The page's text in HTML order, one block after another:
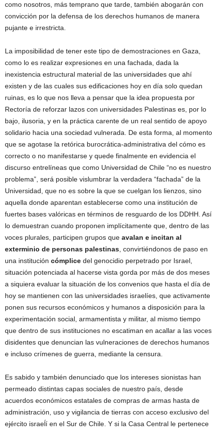
como nosotros, más temprano que tarde, también abogarán con
convicción por la defensa de los derechos humanos de manera
pujante e irrestricta.
La imposibilidad de tener este tipo de demostraciones en Gaza,
como lo es realizar expresiones en una fachada, dada la
inexistencia estructural material de las universidades que ahí
existen y de las cuales sus edificaciones hoy en día solo quedan
ruinas, es lo que nos lleva a pensar que la idea propuesta por
Rectoría de reforzar lazos con universidades Palestinas es, por lo
bajo, ilusoria, y en la práctica carente de un real sentido de apoyo
solidario hacia una sociedad vulnerada. De esta forma, al momento
que se agotase la retórica burocrática-administrativa del cómo es
correcto o no manifestarse y quede finalmente en evidencia el
discurso entrelíneas que como Universidad de Chile “no es nuestro
problema”, será posible vislumbrar la verdadera “fachada” de la
Universidad, que no es sobre la que se cuelgan los lienzos, sino
aquella donde aparentan establecerse como una institución de
fuertes bases valóricas en términos de resguardo de los DDHH. Así
lo demuestran cuando proponen implícitamente que, dentro de las
voces plurales, participen grupos que avalan e incitan al
exterminio de personas palestinas, convirtiéndonos de paso en
una institución cómplice del genocidio perpetrado por Israel,
situación potenciada al hacerse vista gorda por más de dos meses
a siquiera evaluar la situación de los convenios que hasta el día de
hoy se mantienen con las universidades israelíes, que activamente
ponen sus recursos económicos y humanos a disposición para la
experimentación social, armamentista y militar, al mismo tiempo
que dentro de sus instituciones no escatiman en acallar a las voces
disidentes que denuncian las vulneraciones de derechos humanos
e incluso crímenes de guerra, mediante la censura.
Es sabido y también denunciado que los intereses sionistas han
permeado distintas capas sociales de nuestro país, desde
acuerdos económicos estatales de compras de armas hasta de
administración, uso y vigilancia de tierras con acceso exclusivo del
ejército israeĺí en el Sur de Chile. Y si la Casa Central le pertenece